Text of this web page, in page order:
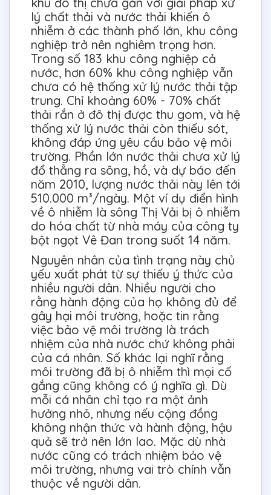
lý chất thải và nước thải khiến ô
nhiễm ở các thành phố lớn, khu công
nghiệp trở nên nghiêm trọng hơn.
Trong số 183 khu công nghiệp cả
nước, hơn 60% khu công nghiệp vẫn
chưa có hệ thống xử lý nước thải tập
trung. Chỉ khoảng 60% - 70% chất
thải rắn ở đô thị được thu gom, và hệ
thống xử lý nước thải còn thiếu sót,
không đáp ứng yêu cầu bảo vệ môi
trường. Phần lớn nước thải chưa xử lý
đổ thẳng ra sông, hồ, và dự báo đến
năm 2010, lượng nước thải này lên tới
510.000 m³/ngày. Một ví dụ điển hình
về ô nhiễm là sông Thị Vải bị ô nhiễm
do hóa chất từ nhà máy của công ty
bột ngọt Vê Đan trong suốt 14 năm.
Nguyên nhân của tình trạng này chủ
yếu xuất phát từ sự thiếu ý thức của
nhiều người dân. Nhiều người cho
rằng hành động của họ không đủ để
gây hại môi trường, hoặc tin rằng
việc bảo vệ môi trường là trách
nhiệm của nhà nước chứ không phải
của cá nhân. Số khác lại nghĩ rằng
môi trường đã bị ô nhiễm thì mọi cố
gắng cũng không có ý nghĩa gì. Dù
mỗi cá nhân chỉ tạo ra một ảnh
hưởng nhỏ, nhưng nếu cộng đồng
không nhận thức và hành động, hậu
quả sẽ trở nên lớn lao. Mặc dù nhà
nước cũng có trách nhiệm bảo vệ
môi trường, nhưng vai trò chính vẫn
thuộc về người dân.